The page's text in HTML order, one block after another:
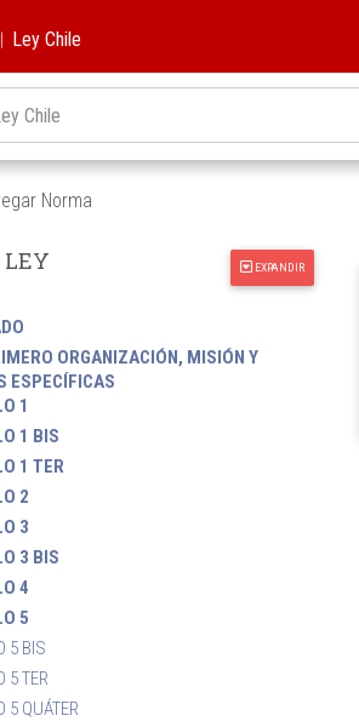
︱Ley Chile
Norma
LEY
EXPANDIR
ORGANIZACIÓN, MISIÓN Y
ESPECÍFICAS
1
1 BIS
1 TER
2
3
3 BIS
4
5
5 BIS
5 TER
5 QUÁTER